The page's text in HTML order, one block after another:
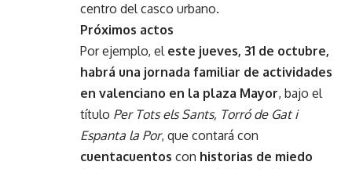
centro del casco urbano.
Próximos actos
Por ejemplo, eleste jueves, 31 de octubre,
habrá una jornada familiar de actividades
en valenciano en la plaza Mayor, bajo el
título Per Tots els Sants, Torró de Gat i
Espanta la Por, que contará con
cuentacuentos con historias de miedo